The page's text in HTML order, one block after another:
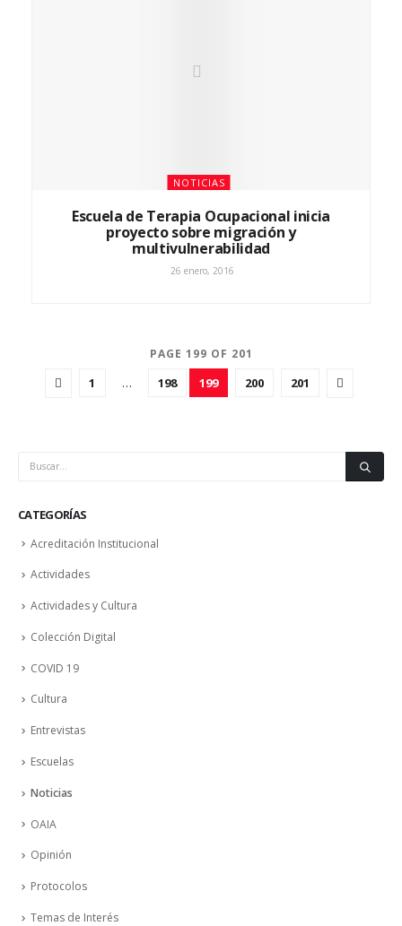
NOTICIAS
Escuela de Terapia Ocupacional inicia
proyecto sobre migración y
multivulnerabilidad
26 enero, 2016
PAGE 199 OF 201
1 … 198 199 200 201
CATEGORÍAS
Acreditación Institucional
Actividades
Actividades y Cultura
Colección Digital
COVID 19
Cultura
Entrevistas
Escuelas
Noticias
OAIA
Opinión
Protocolos
Temas de Interés